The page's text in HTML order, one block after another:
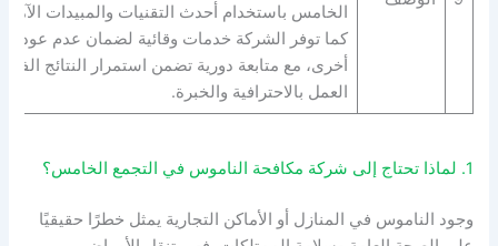
الخامس باستخدام أحدث التقنيات والمبيدات الآمنة
كما توفر الشركة خدمات وقائية لضمان عدم عودة
أخرى، مع متابعة دورية تضمن استمرار النتائج
العمل بالاحترافية والخبرة.
1. لماذا تحتاج إلى شركة مكافحة الناموس في التجمع الخامس؟
وجود الناموس في المنازل أو الأماكن التجارية يمثل خطرًا حقيقيًا